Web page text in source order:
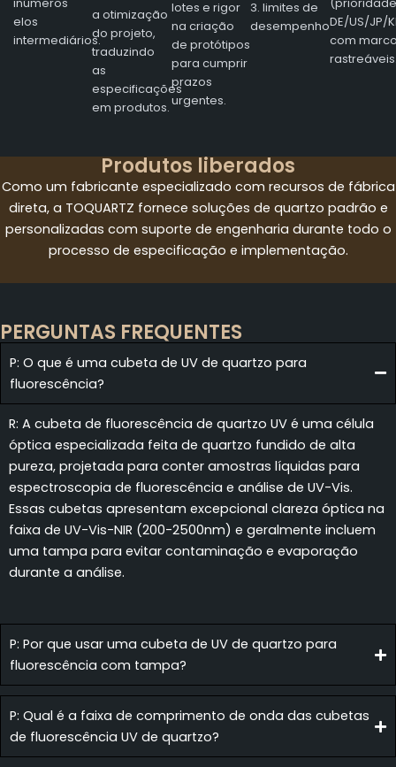
elos
intermediários.
a otimização
do projeto,
traduzindo
as
especificações
em produtos.
lotes e rigor
na criação
de protótipos
para cumprir
prazos
urgentes.
3. limites de
desempenhoDE/US/JP/
com
Produtos liberados
Como um fabricante especializado com recursos de fábrica
direta, a TOQUARTZ fornece soluções de quartzo padrão e
personalizadas com suporte de engenharia durante todo o
processo de especificação e implementação.
PERGUNTAS FREQUENTES
P: O que é uma cubeta de UV de quartzo para
fluorescência?
R: A cubeta de fluorescência de quartzo UV é uma célula
óptica especializada feita de quartzo fundido de alta
pureza, projetada para conter amostras líquidas para
espectroscopia de fluorescência e análise de UV-Vis.
Essas cubetas apresentam excepcional clareza óptica na
faixa de UV-Vis-NIR (200-2500nm) e geralmente incluem
uma tampa para evitar contaminação e evaporação
durante a análise.
P: Por que usar uma cubeta de UV de quartzo para
fluorescência com tampa?
P: Qual é a faixa de comprimento de onda das cubetas
de fluorescência UV de quartzo?